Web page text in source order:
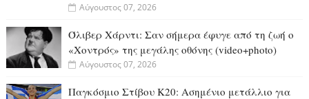
Αύγουστος 07, 2026
Όλιβερ Χάρντι: Σαν σήμερα έφυγε από τη ζωή ο
«Χοντρός» της μεγάλης οθόνης (video+photo)
Αύγουστος 07, 2026
Παγκόσμιο Στίβου Κ20: Ασημένιο μετάλλιο για